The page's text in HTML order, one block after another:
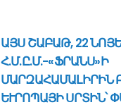
ԱՅՍ ՇԱԲԱԹ, 22
Հ.Մ.Ը.Մ.-«ՖՐԱՆՍ»Ի
ՄԱՐԶԱՀԱՄԱԼԻՐԻՆ
ԵՒՐՈՊԱՅԻ ՍՐՏԻՆ՝